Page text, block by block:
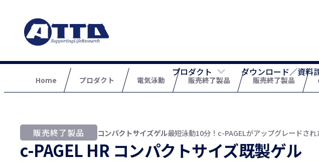
プロダクト ダウンロード／資料
Home プロダクト 電気泳動 販売終了製品 販売終了製品
コンパクトサイズゲル最短泳動10分！c-PAGELがアップグレードさ
c-PAGEL HR コンパクトサイズ既製ゲル